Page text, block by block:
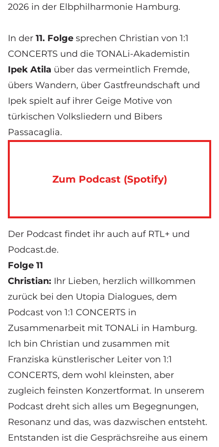
2026 in der Elbphilharmonie Hamburg.
In der 11. Folge sprechen Christian von 1:1
CONCERTS und die TONALi-Akademistin
Ipek Atila über das vermeintlich Fremde,
übers Wandern, über Gastfreundschaft und
Ipek spielt auf ihrer Geige Motive von
türkischen Volksliedern und Bibers
Passacaglia.
Zum Podcast (Spotify)
Der Podcast findet ihr auch auf RTL+ und
Podcast.de.
Folge 11
Christian: Ihr Lieben, herzlich willkommen
zurück bei den Utopia Dialogues, dem
Podcast von 1:1 CONCERTS in
Zusammenarbeit mit TONALi in Hamburg.
Ich bin Christian und zusammen mit
Franziska künstlerischer Leiter von 1:1
CONCERTS, dem wohl kleinsten, aber
zugleich feinsten Konzertformat. In unserem
Podcast dreht sich alles um Begegnungen,
Resonanz und das, was dazwischen entsteht.
Entstanden ist die Gesprächsreihe aus einem